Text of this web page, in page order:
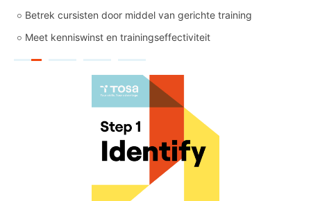
Betrek cursisten door middel van gerichte training
Meet kenniswinst en trainingseffectiviteit